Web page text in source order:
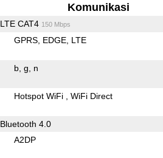
Komunikasi
LTE CAT4 150 Mbps
GPRS EDGE LTE
b g n
Hotspot WiFi WiFi Direct
Bluetooth 4.0
A2DP